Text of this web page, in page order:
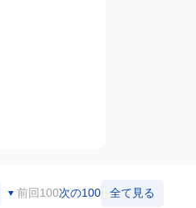
前回100次の100 全て見る